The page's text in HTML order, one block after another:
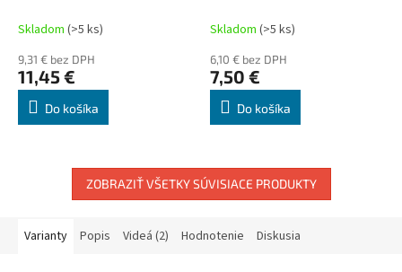
Skladom (>5 ks)
9,31 € bez DPH
11,45 €
Do košíka
Skladom (>5 ks)
6,10 € bez DPH
7,50 €
Do košíka
ZOBRAZIŤ VŠETKY SÚVISIACE PRODUKTY
Varianty Popis Videá (2) Hodnotenie Diskusia